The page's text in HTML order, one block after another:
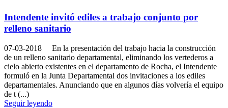
Intendente invitó ediles a trabajo conjunto por
relleno sanitario
07-03-2018 En la presentación del trabajo hacia la construcción
de un relleno sanitario departamental, eliminando los vertederos a
cielo abierto existentes en el departamento de Rocha, el Intendente
formuló en la Junta Departamental dos invitaciones a los ediles
departamentales. Anunciando que en algunos días volvería el equipo
de t (...)
Seguir leyendo